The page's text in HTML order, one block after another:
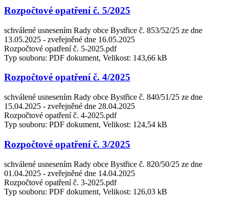
Rozpočtové opatření č. 5/2025
schválené usnesením Rady obce Bystřice č. 853/52/25 ze dne
13.05.2025 - zveřejněné dne 16.05.2025
Rozpočtové opatření č. 5-2025.pdf
Typ souboru: PDF dokument, Velikost: 143,66 kB
Rozpočtové opatření č. 4/2025
schválené usnesením Rady obce Bystřice č. 840/51/25 ze dne
15.04.2025 - zveřejněné dne 28.04.2025
Rozpočtové opatření č. 4-2025.pdf
Typ souboru: PDF dokument, Velikost: 124,54 kB
Rozpočtové opatření č. 3/2025
schválené usnesením Rady obce Bystřice č. 820/50/25 ze dne
01.04.2025 - zveřejněné dne 14.04.2025
Rozpočtové opatření č. 3-2025.pdf
Typ souboru: PDF dokument, Velikost: 126,03 kB